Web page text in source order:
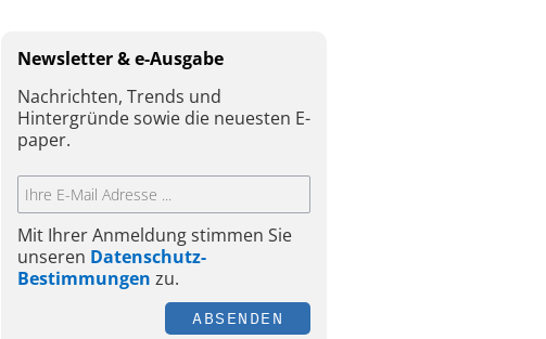
Newsletter & e-Ausgabe
Nachrichten, Trends und
Hintergründe sowie die neuesten E-
paper.
Mit Ihrer Anmeldung stimmen Sie
unseren Datenschutz-
Bestimmungen zu.
ABSENDEN